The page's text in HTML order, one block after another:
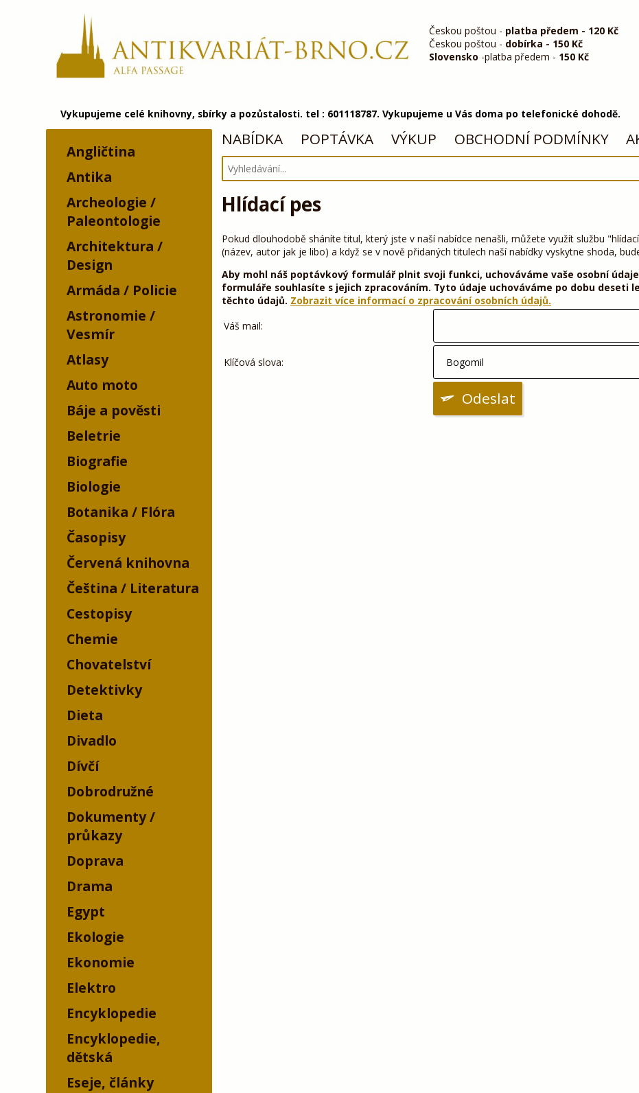
Českou poštou - platba předem - 120 Kč
Českou poštou - dobírka - 150 Kč
Slovensko -platba předem - 150 Kč
Vykupujeme celé knihovny, sbírky a pozůstalosti. tel : 601118787. Vykupujeme u Vás doma po telefonické dohodě.
Angličtina
Antika
Archeologie /
Paleontologie
Architektura /
Design
Armáda / Policie
Astronomie /
Vesmír
Atlasy
Auto moto
Báje a pověsti
Beletrie
Biografie
Biologie
Botanika / Flóra
Časopisy
Červená knihovna
Čeština / Literatura
Cestopisy
Chemie
Chovatelství
Detektivky
Dieta
Divadlo
Dívčí
Dobrodružné
Dokumenty /
průkazy
Doprava
Drama
Egypt
Ekologie
Ekonomie
Elektro
Encyklopedie
Encyklopedie,
dětská
Eseje, články
NABÍDKA POPTÁVKA VÝKUP OBCHODNÍ PODMÍNKY
Hlídací pes
Pokud dlouhodobě sháníte titul, který jste v naší nabídce nenašli, můžete využít službu
(název, autor jak je libo) a když se v nově přidaných titulech naší nabídky vyskytne shoda,
Aby mohl náš poptávkový formulář plnit svoji funkci, uchováváme vaše osobní
formuláře souhlasíte s jejich zpracováním. Tyto údaje uchováváme po dobu deseti
těchto údajů. Zobrazit více informací o zpracování osobních údajů.
Váš mail:
Klíčová slova:
Odeslat